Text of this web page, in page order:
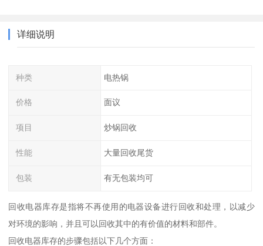
详细说明
种类 电热锅
价格 面议
项目 炒锅回收
性能 大量回收尾货
包装 有无包装均可
回收电器库存是指将不再使用的电器设备进行回收和处理，以减少
对环境的影响，并且可以回收其中的有价值的材料和部件。
回收电器库存的步骤包括以下几个方面：